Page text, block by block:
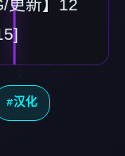
更新】12
#汉化